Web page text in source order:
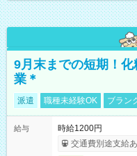
9月末までの短期！
業＊
派遣 職種未経験OK ブラン
給与
時給1200円
交通費別途支給